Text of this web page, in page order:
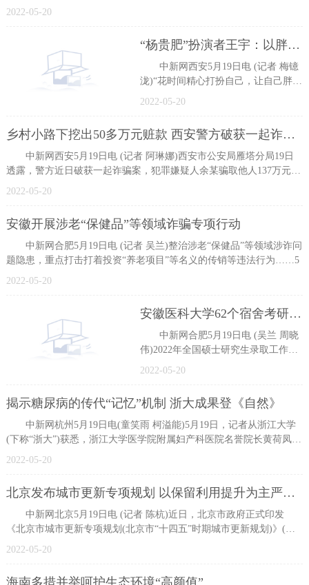
动之
2022-05-20
“杨贵肥”扮演者王宇：以胖为美 向阳生活
中新网西安5月19日电 (记者 梅镱
泷)“花时间精心打扮自己，让自己胖的
精致，也是一种美丽，同时保持乐观
2022-05-20
乡村小路下挖出50多万元赃款 西安警方破获一起诈骗案
中新网西安5月19日电 (记者 阿琳娜)西安市公安局雁塔分局19日
透露，警方近日破获一起诈骗案，犯罪嫌疑人余某骗取他人137万元，
并将部
2022-05-20
安徽开展涉老“保健品”等领域诈骗专项行动
中新网合肥5月19日电 (记者 吴兰)整治涉老“保健品”等领域涉诈问
题隐患，重点打击打着投资“养老项目”等名义的传销等违法行为……5
2022-05-20
安徽医科大学62个宿舍考研全员“上岸”
中新网合肥5月19日电 (吴兰 周晓
伟)2022年全国硕士研究生录取工作近
日落下帷幕。记者19日从安徽医科大
2022-05-20
揭示糖尿病的传代“记忆”机制 浙大成果登《自然》
中新网杭州5月19日电(童笑雨 柯溢能)5月19日，记者从浙江大学
(下称“浙大”)获悉，浙江大学医学院附属妇产科医院名誉院长黄荷凤课
题组
2022-05-20
北京发布城市更新专项规划 以保留利用提升为主严控大拆大建
中新网北京5月19日电 (记者 陈杭)近日，北京市政府正式印发
《北京市城市更新专项规划(北京市“十四五”时期城市更新规划)》(下
称专项
2022-05-20
海南多措并举呵护生态环境“高颜值”